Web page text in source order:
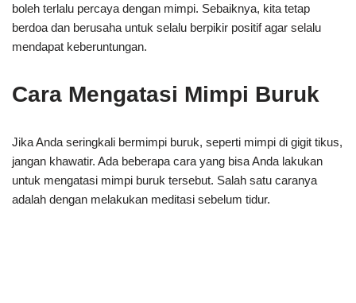
boleh terlalu percaya dengan mimpi. Sebaiknya, kita tetap
berdoa dan berusaha untuk selalu berpikir positif agar selalu
mendapat keberuntungan.
Cara Mengatasi Mimpi Buruk
Jika Anda seringkali bermimpi buruk, seperti mimpi di gigit tikus,
jangan khawatir. Ada beberapa cara yang bisa Anda lakukan
untuk mengatasi mimpi buruk tersebut. Salah satu caranya
adalah dengan melakukan meditasi sebelum tidur.